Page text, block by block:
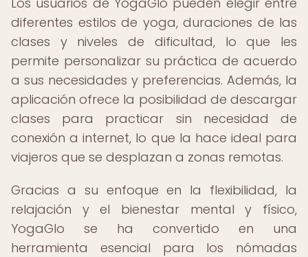
diferentes estilos de yoga, duraciones de las
clases y niveles de dificultad, lo que les
permite personalizar su práctica de acuerdo
a sus necesidades y preferencias. Además, la
aplicación ofrece la posibilidad de descargar
clases para practicar sin necesidad de
conexión a internet, lo que la hace ideal para
viajeros que se desplazan a zonas remotas.
Gracias a su enfoque en la flexibilidad, la
relajación y el bienestar mental y físico,
YogaGlo se ha convertido en una
herramienta esencial para los nómadas